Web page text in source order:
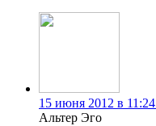
15 июня 2012 в 11:24
Альтер Эго